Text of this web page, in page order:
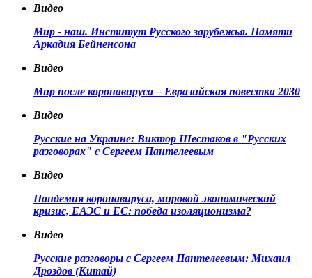
Видео
Мир - наш. Институт Русского зарубежья. Памяти
Аркадия Бейненсона
Видео
Мир после коронавируса – Евразийская повестка 2030
Видео
Русские на Украине: Виктор Шестаков в "Русских
разговорах" с Сергеем Пантелеевым
Видео
Пандемия коронавируса, мировой экономический
кризис, ЕАЭС и ЕС: победа изоляционизма?
Видео
Русские разговоры с Сергеем Пантелеевым: Михаил
Дроздов (Китай)